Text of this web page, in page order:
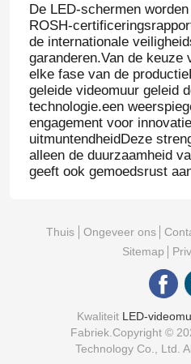
De LED-schermen
ROSH-
de internationale
garanderen.Van de keuze
elke fase van de
geleide videomuur geleid
technologie.een
engagement voor
uitmuntendheidDeze
alleen de duurzaamheid
geeft ook gemoedsrust
Thuis Ongeveer ons
Sitemap
Kwaliteit LED-
Fabriek.Copyright ©
Technology Co., Ltd.